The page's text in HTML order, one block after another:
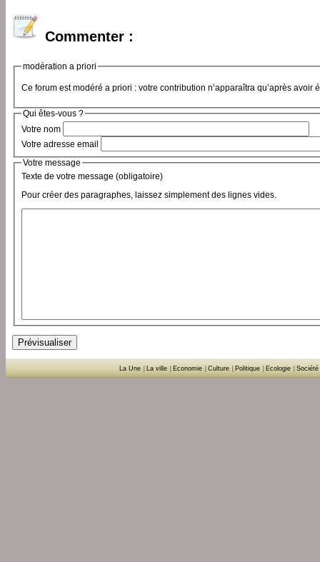
Commenter :
modération a priori
Ce forum est modéré a priori : votre contribution n’apparaîtra qu’après avoir
Qui êtes-vous ?
Votre nom
Votre adresse email
Votre message
Texte de votre message (obligatoire)
Pour créer des paragraphes, laissez simplement des lignes vides.
La Une La ville Economie Culture Politique Ecologie Société